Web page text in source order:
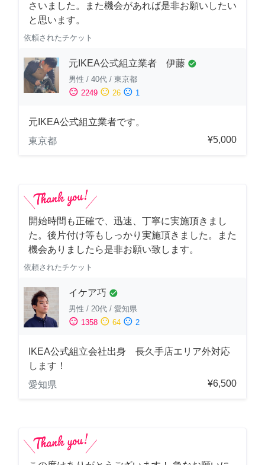
さいました。また機会があれば是非お願いしたい
と思います。
依頼されたチケット
元IKEA公式組立業者 伊藤 check_circle
男性 / 40代 / 東京都
sentiment_satisfied 2249 sentiment_neutral 26 sentiment_dissatisfied 1
元IKEA公式組立業者です。
東京都
¥5,000
開始時間も正確で、迅速、丁寧に実施頂きまし
た。後片付け等もしっかり実施頂きました。また
機会ありましたら是非お願い致します。
依頼されたチケット
イケア巧 check_circle
男性 / 20代 / 愛知県
sentiment_satisfied 1358 sentiment_neutral 64 sentiment_dissatisfied 2
IKEA公式組立会社出身 長久手店エリア外対応
します！
愛知県
¥6,500